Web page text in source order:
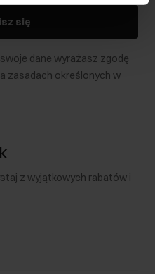
się
dane wyrażasz zgodę
zasadach określonych w
z wyjątkowych rabatów i